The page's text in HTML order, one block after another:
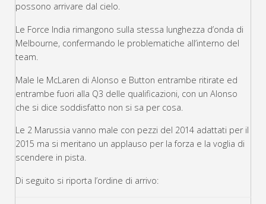
possono arrivare dal cielo.
Le Force India rimangono sulla stessa lunghezza d’onda di
Melbourne, confermando le problematiche all’interno del
team.
Male le McLaren di Alonso e Button entrambe ritirate ed
entrambe fuori alla Q3 delle qualificazioni, con un Alonso
che si dice soddisfatto non si sa per cosa.
Le 2 Marussia vanno male con pezzi del 2014 adattati per il
2015 ma si meritano un applauso per la forza e la voglia di
scendere in pista.
Di seguito si riporta l’ordine di arrivo: